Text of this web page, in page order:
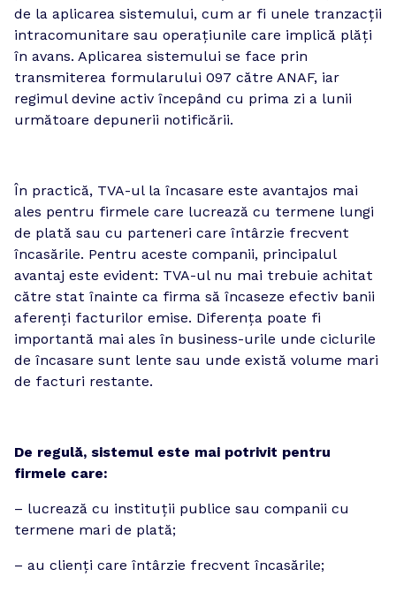
de la aplicarea sistemului, cum ar fi unele tranzacții
intracomunitare sau operațiunile care implică plăți
în avans. Aplicarea sistemului se face prin
transmiterea formularului 097 către ANAF, iar
regimul devine activ începând cu prima zi a lunii
următoare depunerii notificării.
În practică, TVA-ul la încasare este avantajos mai
ales pentru firmele care lucrează cu termene lungi
de plată sau cu parteneri care întârzie frecvent
încasările. Pentru aceste companii, principalul
avantaj este evident: TVA-ul nu mai trebuie achitat
către stat înainte ca firma să încaseze efectiv banii
aferenți facturilor emise. Diferența poate fi
importantă mai ales în business-urile unde ciclurile
de încasare sunt lente sau unde există volume mari
de facturi restante.
De regulă, sistemul este mai potrivit pentru
firmele care:
– lucrează cu instituții publice sau companii cu
termene mari de plată;
– au clienți care întârzie frecvent încasările;